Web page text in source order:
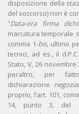
disposizione della
del soccorso) non è
“Data-ora firma
marcatura temporale
comma 1-bis, ultimo
tecnici, ad es., il
Stato, V, 26 novembre
peraltro, per
dichiarazione
proprio, l’art. 101,
14, punto 3, del